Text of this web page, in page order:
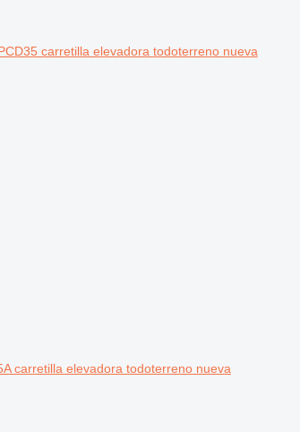
carretilla elevadora todoterreno nueva
carretilla elevadora todoterreno nueva